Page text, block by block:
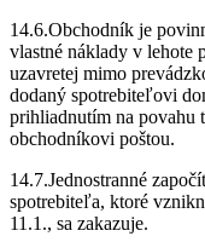
14.6.Obchodník je
vlastné náklady v lehote
uzavretej mimo
dodaný spotrebiteľovi
prihliadnutím na povahu
obchodníkovi poštou.
14.7.Jednostranné
spotrebiteľa, ktoré
11.1., sa zakazuje.